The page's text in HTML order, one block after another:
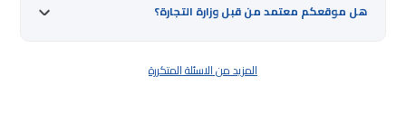
هل موقعكم معتمد من قبل وزارة التجارة؟
المزيد من الاسئلة المتكررة